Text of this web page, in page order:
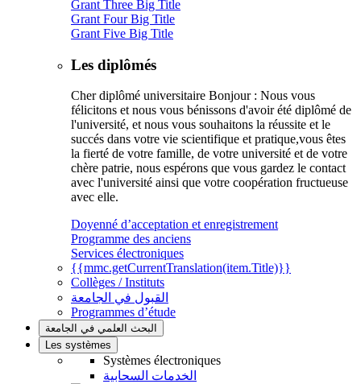
Grant Three Big Title
Grant Four Big Title
Grant Five Big Title
Les diplômés
Cher diplômé universitaire Bonjour : Nous vous
félicitons et nous vous bénissons d'avoir été diplômé de
l'université, et nous vous souhaitons la réussite et le
succés dans votre vie scientifique et pratique,vous êtes
la fierté de votre famille, de votre université et de votre
chère patrie, nous espérons que vous gardez le contact
avec l'université ainsi que votre coopération fructueuse
avec elle.
Doyenné d’acceptation et enregistrement
Programme des anciens
Services électroniques
{{mmc.getCurrentTranslation(item.Title)}}
Collèges / Instituts
القبول في الجامعة
Programmes d’étude
البحث العلمي في الجامعة
Les systèmes
Systèmes électroniques
الخدمات السحابية